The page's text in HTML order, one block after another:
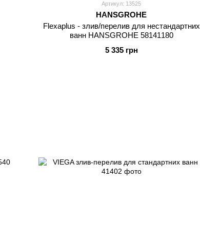
Артикул: 13525
HANSGROHE
Flexaplus - злив/перелив для нестандартних
ванн HANSGROHE 58141180
5 335 грн